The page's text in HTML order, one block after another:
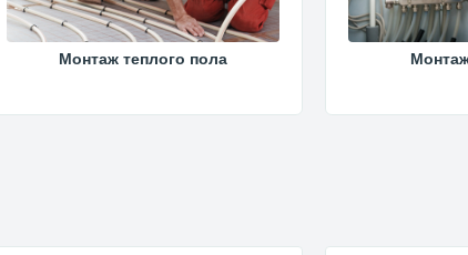
Монтаж теплого пола